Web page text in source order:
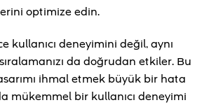
optimize edin.
kullanıcı deneyimini değil, aynı
da doğrudan etkiler. Bu
ihmal etmek büyük bir hata
mükemmel bir kullanıcı deneyimi